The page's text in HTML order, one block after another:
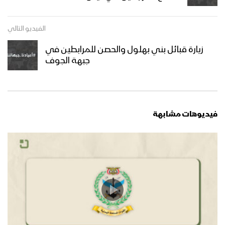
صعدة – زيارة وقافلة عيدية من قبائل آل
صعدة ومديرية أرحب إلى المرابطين في
أبين – زيارة عيدية لمشائخ واعيان مديرية
بني مطر للمجاهدين المرابطين في جبهة
الفيديو التالي
زيارة قبائل بني بهلول والحصن للمرابطين في
جبهة الجوف
فيديوهات مشابهة